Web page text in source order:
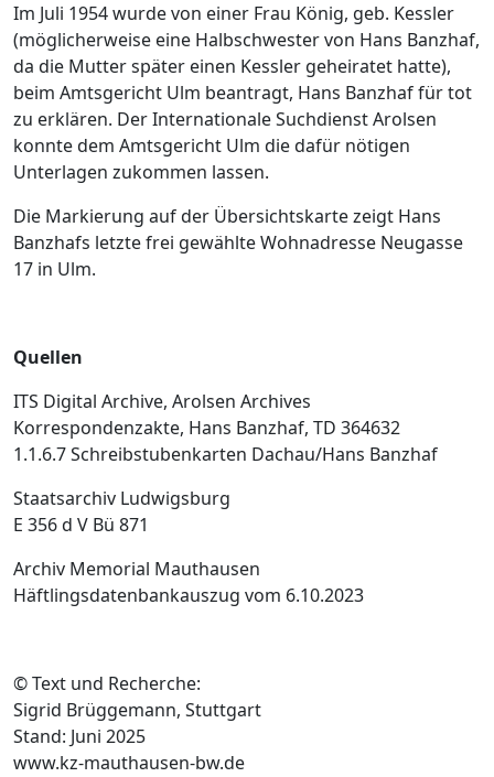
Im Juli 1954 wurde von einer Frau König, geb. Kessler
(möglicherweise eine Halbschwester von Hans Banzhaf,
da die Mutter später einen Kessler geheiratet hatte),
beim Amtsgericht Ulm beantragt, Hans Banzhaf für tot
zu erklären. Der Internationale Suchdienst Arolsen
konnte dem Amtsgericht Ulm die dafür nötigen
Unterlagen zukommen lassen.
Die Markierung auf der Übersichtskarte zeigt Hans
Banzhafs letzte frei gewählte Wohnadresse Neugasse
17 in Ulm.
Quellen
ITS Digital Archive, Arolsen Archives
Korrespondenzakte, Hans Banzhaf, TD 364632
1.1.6.7 Schreibstubenkarten Dachau/Hans Banzhaf
Staatsarchiv Ludwigsburg
E 356 d V Bü 871
Archiv Memorial Mauthausen
Häftlingsdatenbankauszug vom 6.10.2023
© Text und Recherche:
Sigrid Brüggemann, Stuttgart
Stand: Juni 2025
www.kz-mauthausen-bw.de